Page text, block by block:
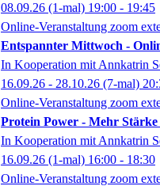
08.09.26 (1-mal) 19:00 - 19:45
Online-Veranstaltung zoom
Entspannter Mittwoch -
In Kooperation mit Annkatrin
16.09.26 - 28.10.26 (7-mal)
Online-Veranstaltung zoom
Protein Power - Mehr
In Kooperation mit Annkatrin
16.09.26 (1-mal) 16:00 - 18:30
Online-Veranstaltung zoom